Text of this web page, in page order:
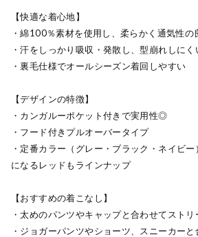
【快適な着心地】
・綿100％素材を使用し、柔らかく通気性の
・汗をしっかり吸収・発散し、型崩れしにく
・裏毛仕様でオールシーズン着回しやすい
【デザインの特徴】
・カンガルーポケット付きで実用性◎
・フード付きプルオーバータイプ
・定番カラー（グレー・ブラック・ネイビ
になるレッドもラインナップ
【おすすめの着こなし】
・太めのパンツやキャップと合わせてストリ
・ジョガーパンツやショーツ、スニーカー